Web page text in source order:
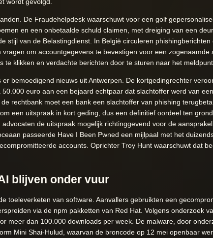
De Fraudehelpdesk waarschuwt voor een golf
en een onbetaalde schuld claimen, met dreiging van een
stijl van de Belastingdienst. In België circuleren
om accountgegevens te bevestigen voor een zogenaamde
te klikken en verdachte berichten door te sturen naar het meldpunt.
bemoedigend nieuws uit Antwerpen. De kortgedingrechter
euro aan een bejaard echtpaar dat slachtoffer werd van
rechtbank moet een bank een slachtoffer van phishing
een uitspraak in kort geding, dus een definitief oordeel ten
de uitspraak mogelijk richtinggevend voor de
passeerde Have I Been Pwned een mijlpaal met het
accounts. Oprichter Troy Hunt waarschuwt dat
blijven onder vuur
toeleverketen van software. Aanvallers gebruikten een
via de npm pakketten van Red Hat. Volgens onderzoek
meer dan 100.000 downloads per week. De malware, door
Mini Shai-Hulud, waarvan de broncode op 12 mei openbaar